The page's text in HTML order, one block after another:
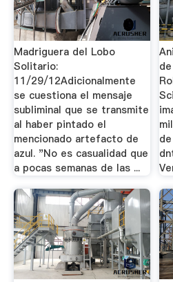
Madriguera del Lobo
Solitario:
11/29/12Adicionalmente
se cuestiona el mensaje
subliminal que se transmite
al haber pintado el
mencionado artefacto de
azul. "No es casualidad que
a pocas semanas de las ...